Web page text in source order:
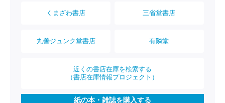
くまざわ書店 三省堂書店
丸善ジュンク堂書店 有隣堂
近くの書店在庫を検索する
（書店在庫情報プロジェクト）
紙の本・雑誌を購入する